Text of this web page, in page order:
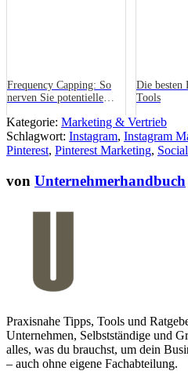
Frequency Capping: So
nerven Sie potentielle
häufigen
Werbeeinblendungen
Die besten
Tools
Kategorie: Marketing & Vertrieb
Schlagwort: Instagram, Instagram
Pinterest, Pinterest Marketing,
von Unternehmerhandbuch
Praxisnahe Tipps, Tools und
Unternehmen, Selbstständige und
alles, was du brauchst, um dein
– auch ohne eigene Fachabteilung.